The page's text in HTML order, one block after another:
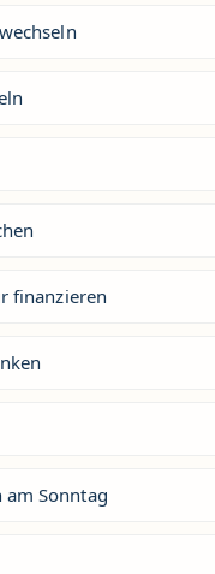
finanzieren
am Sonntag